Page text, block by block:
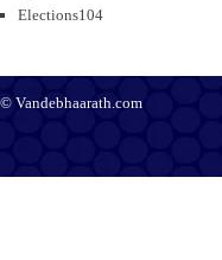
Elections104
© Vandebhaarath.com